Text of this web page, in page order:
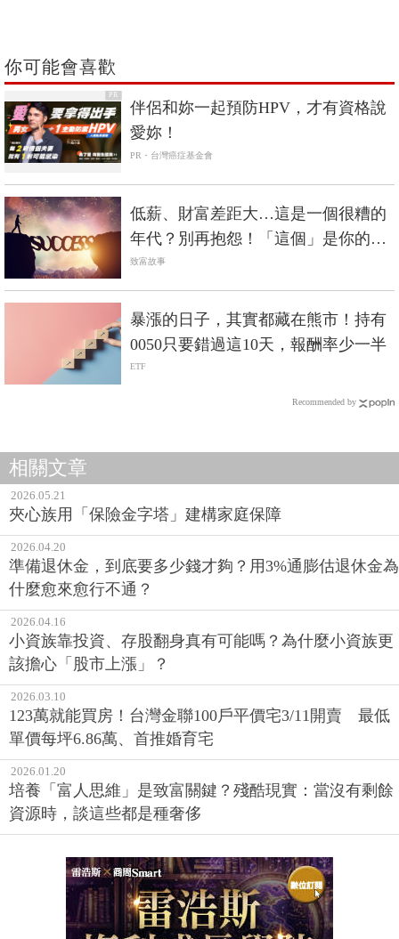
你可能會喜歡
PR
伴侶和妳一起預防HPV，才有資格說
愛妳！
PR・台灣癌症基金會
低薪、財富差距大…這是一個很糟的
年代？別再抱怨！「這個」是你的翻
身關鍵
致富故事
暴漲的日子，其實都藏在熊市！持有
0050只要錯過這10天，報酬率少一半
ETF
Recommended by
相關文章
2026.05.21
夾心族用「保險金字塔」建構家庭保障
2026.04.20
準備退休金，到底要多少錢才夠？用3%通膨估退休金為
什麼愈來愈行不通？
2026.04.16
小資族靠投資、存股翻身真有可能嗎？為什麼小資族更
該擔心「股市上漲」？
2026.03.10
123萬就能買房！台灣金聯100戶平價宅3/11開賣 最低
單價每坪6.86萬、首推婚育宅
2026.01.20
培養「富人思維」是致富關鍵？殘酷現實：當沒有剩餘
資源時，談這些都是種奢侈